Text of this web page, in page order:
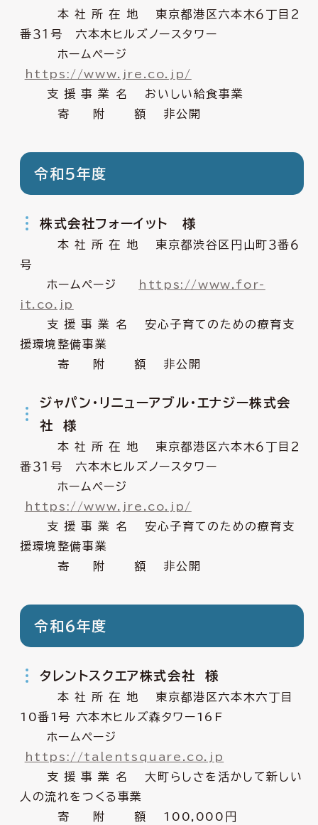
本 社 所 在 地 東京都港区六本木６丁目２
番３１号 六本木ヒルズノースタワー
ホームページ
https://www.jre.co.jp/
支 援 事 業 名 おいしい給食事業
寄 附 額 非公開
令和５年度
株式会社フォーイット 様
本 社 所 在 地 東京都渋谷区円山町３番６
号
ホームページ
https://www.for-
it.co.jp
支 援 事 業 名 安心子育てのための療育支
援環境整備事業
寄 附 額 非公開
ジャパン・リニューアブル・エナジー株式会
社 様
本 社 所 在 地 東京都港区六本木６丁目２
番３１号 六本木ヒルズノースタワー
ホームページ
https://www.jre.co.jp/
支 援 事 業 名 安心子育てのための療育支
援環境整備事業
寄 附 額 非公開
令和６年度
タレントスクエア株式会社 様
本 社 所 在 地 東京都港区六本木六丁目
10番1号 六本木ヒルズ森タワー16F
ホームページ
https://talentsquare.co.jp
支 援 事 業 名 大町らしさを活かして新しい
人の流れをつくる事業
寄 附 額 100,000円